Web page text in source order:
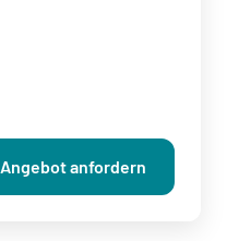
Angebot anfordern